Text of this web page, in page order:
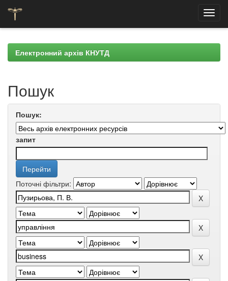
navigationЕлектронний архів КНУТД
Пошук
Пошук:
запит
Поточні фільтри: